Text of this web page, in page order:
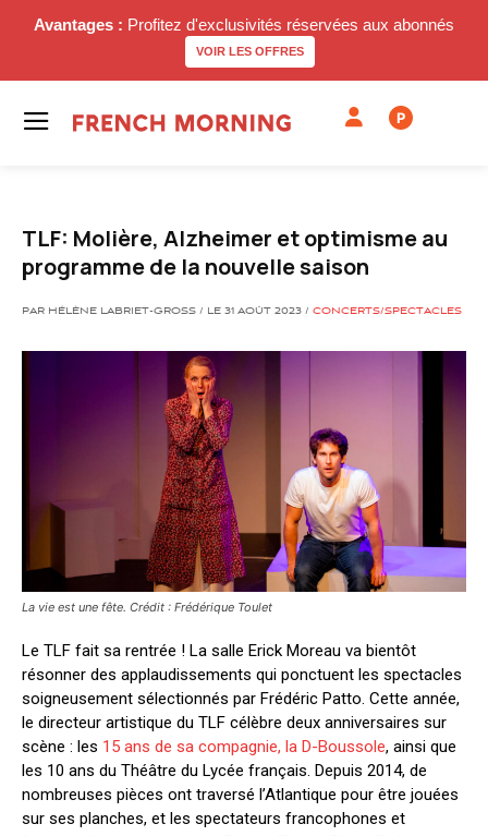
Avantages : Profitez d'exclusivités réservées aux abonnés
VOIR LES OFFRES
P
TLF: Molière, Alzheimer et optimisme au
programme de la nouvelle saison
PAR HÉLÈNE LABRIET-GROSS / LE 31 AOÛT 2023 / CONCERTS/SPECTACLES
La vie est une fête. Crédit : Frédérique Toulet
Le TLF fait sa rentrée ! La salle Erick Moreau va bientôt
résonner des applaudissements qui ponctuent les spectacles
soigneusement sélectionnés par Frédéric Patto. Cette année,
le directeur artistique du TLF célèbre deux anniversaires sur
scène : les 15 ans de sa compagnie, la D-Boussole, ainsi que
les 10 ans du Théâtre du Lycée français. Depuis 2014, de
nombreuses pièces ont traversé l’Atlantique pour être jouées
sur ses planches, et les spectateurs francophones et